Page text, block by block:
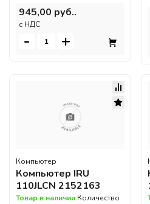
945,00 руб..
c НДС
- +
Компьютер
Компьютер IRU
110JLCN 2152163
Товар в наличии Количество